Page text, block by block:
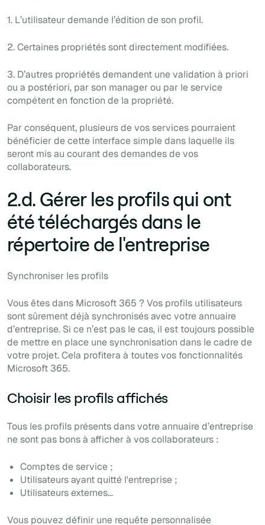
1. L’utilisateur demande l’édition de son profil.
2. Certaines propriétés sont directement modifiées.
3. D’autres propriétés demandent une validation à priori
ou a postériori, par son manager ou par le service
compétent en fonction de la propriété.
Par conséquent, plusieurs de vos services pourraient
bénéficier de cette interface simple dans laquelle ils
seront mis au courant des demandes de vos
collaborateurs.
2.d. Gérer les profils qui ont
été téléchargés dans le
répertoire de l'entreprise
Synchroniser les profils
Vous êtes dans Microsoft 365 ? Vos profils utilisateurs
sont sûrement déjà synchronisés avec votre annuaire
d’entreprise. Si ce n’est pas le cas, il est toujours possible
de mettre en place une synchronisation dans le cadre de
votre projet. Cela profitera à toutes vos fonctionnalités
Microsoft 365.
Choisir les profils affichés
Tous les profils présents dans votre annuaire d’entreprise
ne sont pas bons à afficher à vos collaborateurs :
Comptes de service ;
Utilisateurs ayant quitté l'entreprise ;
Utilisateurs externes...
Vous pouvez définir une requête personnalisée